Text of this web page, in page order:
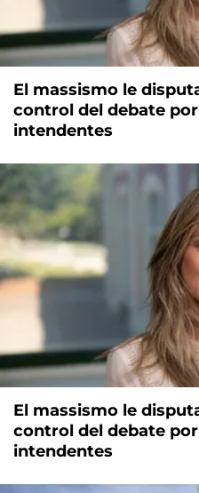
El massismo le
control del debate
intendentes
El massismo le
control del debate
intendentes